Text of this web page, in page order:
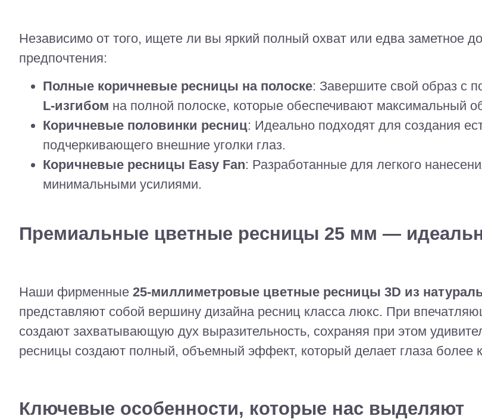
Независимо от того, ищете ли вы яркий полный охват или едва заметное
предпочтения:
Полные коричневые ресницы на полоске: Завершите свой образ с
L-изгибом на полной полоске, которые обеспечивают максимальный
Коричневые половинки ресниц: Идеально подходят для создания
подчеркивающего внешние уголки глаз.
Коричневые ресницы Easy Fan: Разработанные для легкого
минимальными усилиями.
Премиальные цветные ресницы 25 мм —
Наши фирменные 25-миллиметровые цветные ресницы 3D из
представляют собой вершину дизайна ресниц класса люкс. При
создают захватывающую дух выразительность, сохраняя при этом
ресницы создают полный, объемный эффект, который делает глаза более
Ключевые особенности, которые нас выделяют